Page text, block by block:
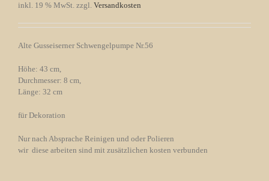
inkl. 19 % MwSt. zzgl. Versandkosten
Alte Gusseiserner Schwengelpumpe Nr.56
Höhe: 43 cm,
Durchmesser: 8 cm,
Länge: 32 cm
für Dekoration
Nur nach Absprache Reinigen und oder Polieren
wir diese arbeiten sind mit zusätzlichen kosten verbunden